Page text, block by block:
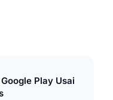
Play Usai